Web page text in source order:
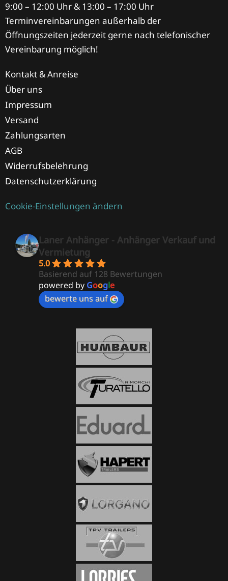
9:00 – 12:00 Uhr & 13:00 – 17:00 Uhr
Terminvereinbarungen außerhalb der
Öffnungszeiten jederzeit gerne nach telefonischer
Vereinbarung möglich!
Kontakt & Anreise
Über uns
Impressum
Versand
Zahlungsarten
AGB
Widerrufsbelehrung
Datenschutzerklärung
Cookie-Einstellungen ändern
Laner Anhänger - Anhänger Verkauf und
Vermietung
5.0
Basierend auf 128 Bewertungen
powered by Google
bewerte uns auf